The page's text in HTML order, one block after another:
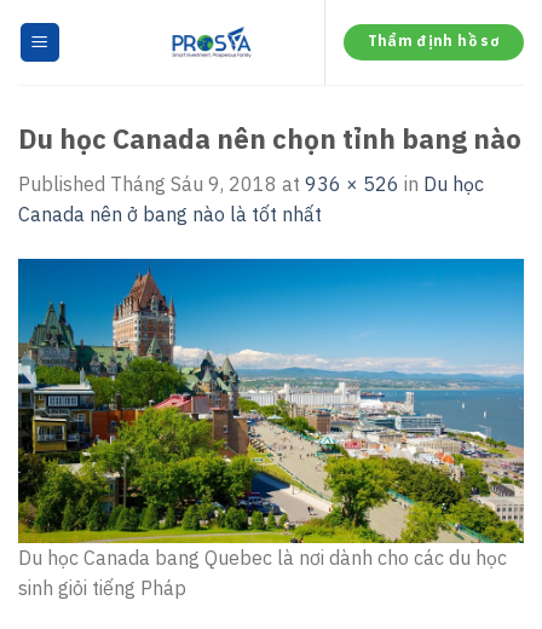
Thẩm định hồ sơ
Du học Canada nên chọn tỉnh bang nào
Published Tháng Sáu 9, 2018 at 936 × 526 in Du học
Canada nên ở bang nào là tốt nhất
Du học Canada bang Quebec là nơi dành cho các du học
sinh giỏi tiếng Pháp